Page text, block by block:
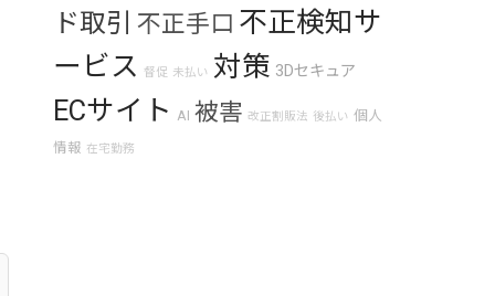
ド取引
不正手口 不正検知サ
ービス
督促 未払い 対策 3Dセキュア
ECサイト AI 被害 改正割販法 後払い 個人
情報 在宅勤務